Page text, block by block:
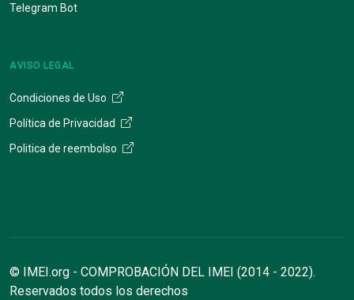
Telegram Bot
AVISO LEGAL
Condiciones de Uso
Política de Privacidad
Politica de reembolso
© IMEI.org - COMPROBACIÓN DEL IMEI (2014 - 2022).
Reservados todos los derechos